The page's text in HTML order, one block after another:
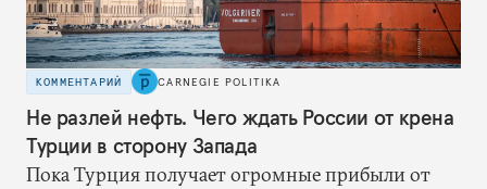
КОММЕНТАРИЙ CARNEGIE POLITIKA
Не разлей нефть. Чего ждать России от крена
Турции в сторону Запада
Пока Турция получает огромные прибыли от